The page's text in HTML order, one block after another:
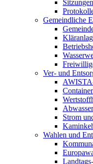
Sitzungen
Gemeindliche
Ver- und
Strom
Wahlen und